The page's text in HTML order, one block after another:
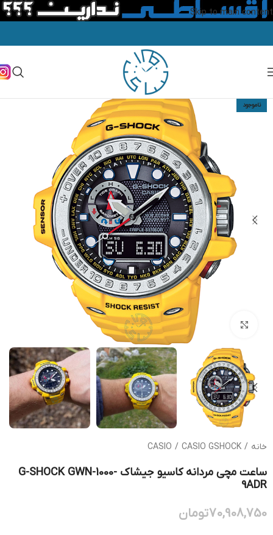
Skip to main content
ناموجود
بزرگنمایی تصویر
خانه /
CASIO / CASIO GSHOCK
ساعت مچی مردانه کاسیو جیشاک G-SHOCK GWN-1000-
9ADR
70,908,750تومان